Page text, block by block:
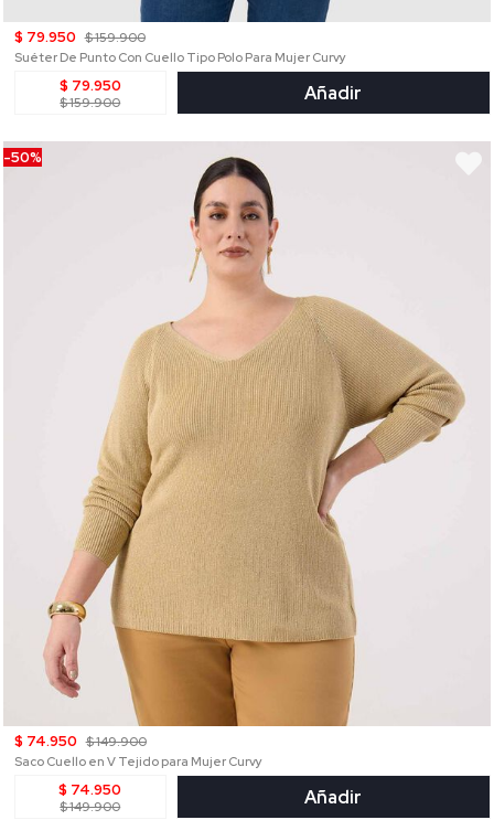
$ 79.950 $ 159.900
Suéter De Punto Con Cuello Tipo Polo Para Mujer Curvy
$ 79.950
$ 159.900 Añadir
-50%
$ 74.950 $ 149.900
Saco Cuello en V Tejido para Mujer Curvy
$ 74.950
$ 149.900 Añadir